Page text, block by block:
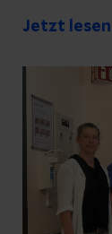
diese und
Stillcafé
Mittwoch,
Die
stillen
Jetzt lesen